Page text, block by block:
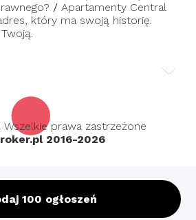
100 ogłoszeń
/ Apartamenty Central
który ma swoją historię.
prawa zastrzeżone
2016-2026